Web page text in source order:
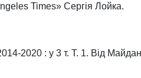
Times» Сергія Лойка.
2020 : у 3 т. Т. 1. Від